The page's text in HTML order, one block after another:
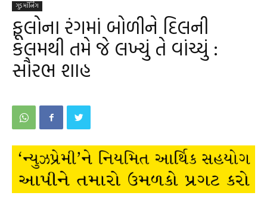
Gujarati
ગુડ મૉર્નિંગ
ફૂલોના રંગમાં બોળીને દિલની
કલમથી તમે જે લખ્યું તે વાંચ્યું :
સૌરભ શાહ